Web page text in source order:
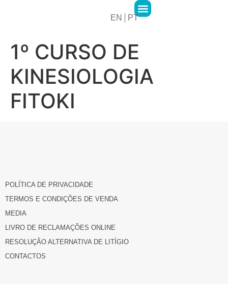
EN PT
1º CURSO DE
KINESIOLOGIA
FITOKI
POLÍTICA DE PRIVACIDADE
TERMOS E CONDIÇÕES DE VENDA
MEDIA
LIVRO DE RECLAMAÇÕES ONLINE
RESOLUÇÃO ALTERNATIVA DE LITÍGIO
CONTACTOS